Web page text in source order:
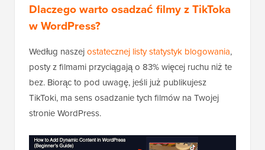
Dlaczego warto osadzać filmy z TikToka
w WordPress?
Według naszejostatecznej listy statystyk blogowania,
posty z filmami przyciągają o 83% więcej ruchu niż te
bez. Biorąc to pod uwagę, jeśli już publikujesz
TikToki, ma sens osadzanie tych filmów na Twojej
stronie WordPress.